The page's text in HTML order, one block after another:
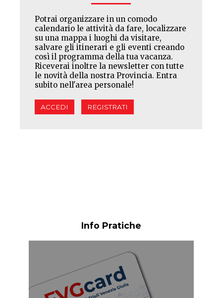
Potrai organizzare in un comodo
calendario le attività da fare, localizzare
su una mappa i luoghi da visitare,
salvare gli itinerari e gli eventi creando
così il programma della tua vacanza.
Riceverai inoltre la newsletter con tutte
le novità della nostra Provincia. Entra
subito nell'area personale!
ACCEDI REGISTRATI
Info Pratiche